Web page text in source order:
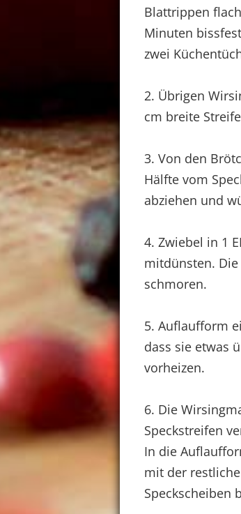
Blattrippen
Minuten
zwei
2. Übrigen
cm breite
3. Von den
Hälfte vom
abziehen und
4. Zwiebel in 1
mitdünsten. Die
schmoren.
5. Auflaufform
dass sie etwas
vorheizen.
6. Die
Speckstreifen
In die
mit der
Speckscheiben